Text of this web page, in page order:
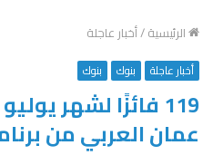
الرئيسية/أخبار عاجلة
أخبار عاجلة بنوك بنوك
119 فائزًا لشهر
عمان العربي من